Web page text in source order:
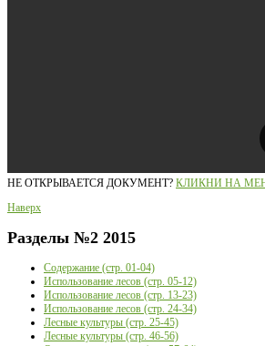
НЕ ОТКРЫВАЕТСЯ ДОКУМЕНТ? КЛИКНИ НА
Наверх
Разделы №2 2015
Содержание (стр. 01-04)
Использование лесов (стр. 05-12)
Использование лесов (стр. 13-23)
Использование лесов (стр. 24-34)
Лесные культуры (стр. 25-45)
Лесные культуры (стр. 46-56)